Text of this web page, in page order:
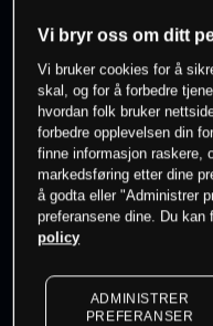
-
0% av kunder
Vi bryr oss om ditt
Vi bruker cookies for å
skal, og for å forbedre
hvordan folk bruker
forbedre opplevelsen din
finne informasjon raskere,
markedsføring etter dine
å godta eller "Administrer
preferansene dine. Du
policy
ADMINISTRER
PREFERANSER